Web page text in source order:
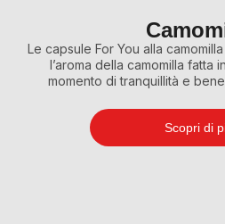
Le capsule For You alla
l’aroma della camomilla fatta
momento di tranquillità e
Scopri di